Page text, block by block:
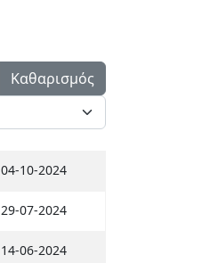
Καθαρισμός
04-10-2024
29-07-2024
14-06-2024